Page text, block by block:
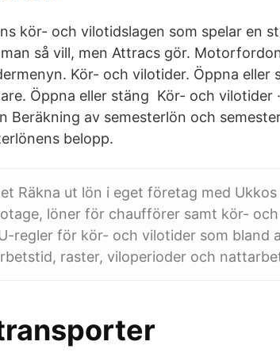
kör- och vilotidslagen som spelar en
så vill, men Attracs gör.
Kör- och vilotider. Öppna eller
Öppna eller stäng Kör- och vilotider
Beräkning av semesterlön och
belopp.
Räkna ut lön i eget företag med
löner för chaufförer samt kör-
regler för kör- och vilotider som bland
raster, viloperioder och